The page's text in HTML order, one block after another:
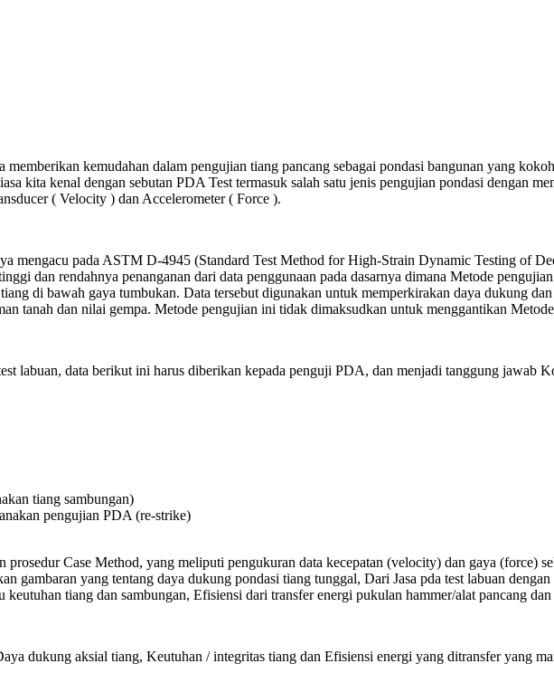
memberikan kemudahan dalam pengujian tiang pancang sebagai pondasi bangunan yang
kita kenal dengan sebutan PDA Test termasuk salah satu jenis pengujian pondasi dengan
( Velocity ) dan Accelerometer ( Force ).
mengacu pada ASTM D-4945 (Standard Test Method for High-Strain Dynamic Testing of
dan rendahnya penanganan dari data penggunaan pada dasarnya dimana Metode
di bawah gaya tumbukan. Data tersebut digunakan untuk memperkirakan daya dukung
tanah dan nilai gempa. Metode pengujian ini tidak dimaksudkan untuk menggantikan
labuan, data berikut ini harus diberikan kepada penguji PDA, dan menjadi tanggung jawab
tiang sambungan)
pengujian PDA (re-strike)
prosedur Case Method, yang meliputi pengukuran data kecepatan (velocity) dan gaya (force)
gambaran yang tentang daya dukung pondasi tiang tunggal, Dari Jasa pda test labuan
tiang dan sambungan, Efisiensi dari transfer energi pukulan hammer/alat pancang dan
dukung aksial tiang, Keutuhan / integritas tiang dan Efisiensi energi yang ditransfer yang